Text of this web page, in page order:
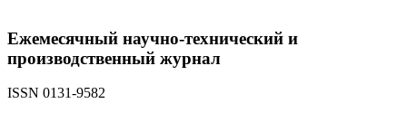
Ежемесячный научно-технический и
производственный журнал
ISSN 0131-9582